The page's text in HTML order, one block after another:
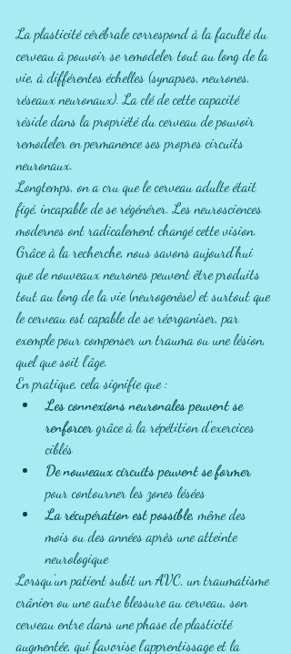
La plasticité cérébrale correspond à la faculté du
cerveau à pouvoir se remodeler tout au long de la
vie, à différentes échelles (synapses, neurones,
réseaux neuronaux). La clé de cette capacité
réside dans la propriété du cerveau de pouvoir
remodeler en permanence ses propres circuits
neuronaux.
Longtemps, on a cru que le cerveau adulte était
figé, incapable de se régénérer. Les neurosciences
modernes ont radicalement changé cette vision.
Grâce à la recherche, nous savons aujourd'hui
que de nouveaux neurones peuvent être produits
tout au long de la vie (neurogenèse) et surtout que
le cerveau est capable de se réorganiser, par
exemple pour compenser un trauma ou une lésion,
quel que soit l'âge.
En pratique, cela signifie que :
Les connexions neuronales peuvent se
renforcer grâce à la répétition d'exercices
ciblés
De nouveaux circuits peuvent se former
pour contourner les zones lésées
La récupération est possible, même des
mois ou des années après une atteinte
neurologique
Lorsqu'un patient subit un AVC, un traumatisme
crânien ou une autre blessure au cerveau, son
cerveau entre dans une phase de plasticité
augmentée, qui favorise l'apprentissage et la